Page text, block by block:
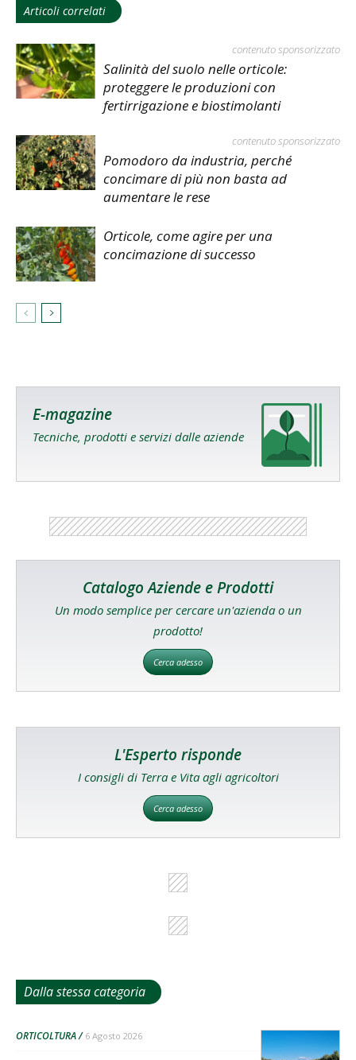
Articoli correlati
contenuto sponsorizzato
Salinità del suolo nelle orticole:
proteggere le produzioni con
fertirrigazione e biostimolanti
contenuto sponsorizzato
Pomodoro da industria, perché
concimare di più non basta ad
aumentare le rese
Orticole, come agire per una
concimazione di successo
E-magazine
Tecniche, prodotti e servizi dalle aziende
Catalogo Aziende e Prodotti
Un modo semplice per cercare un'azienda o un
prodotto!
Cerca adesso
L'Esperto risponde
I consigli di Terra e Vita agli agricoltori
Cerca adesso
Dalla stessa categoria
ORTICOLTURA 6 Agosto 2026